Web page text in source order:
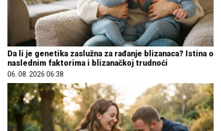
Da li je genetika zaslužna za rađanje blizanaca? Istina o
naslednim faktorima i blizanačkoj trudnoći
06. 08. 2026 06:38